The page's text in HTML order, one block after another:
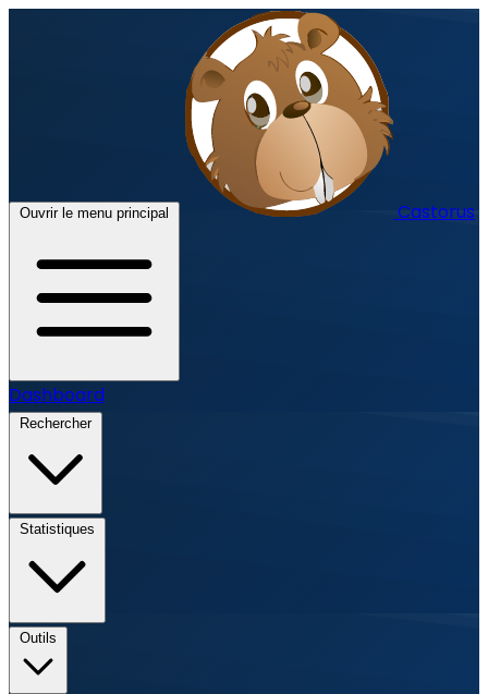
Ouvrir le menu principal Castorus
Dashboard
Rechercher
Statistiques
Outils